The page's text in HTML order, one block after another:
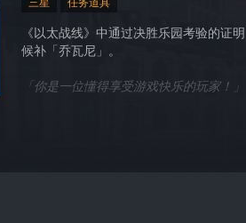
《以太战线》中通过决胜乐园考验的证
候补「乔瓦尼」。
「你是一位懂得享受游戏快乐的玩家！」